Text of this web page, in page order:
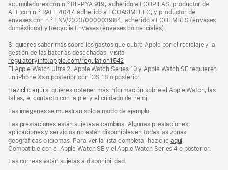
ventana
nueva)
acumuladores con n.º RII-PYA 919, adherido a ECOPILAS; productor de
AEE con n.º RAEE 4047, adherido a ECOASIMELEC; y productor de
envases con n.º ENV/2023/000003984, adherido a ECOEMBES (envases
domésticos) y Recyclia Envases (envases comerciales).
Si quieres saber más sobre los gastos que cubre Apple por el reciclaje y la
gestión de las baterías desechadas, visita
regulatoryinfo.apple.com/regulation1542
abre
en
ventana
nueva)
El Apple Watch Ultra 2, Apple Watch Series 10 y Apple Watch SE requieren
un iPhone Xs o posterior con iOS 18 o posterior.
Haz clic aquísi quieres obtener más información sobre el Apple Watch, las
tallas, el contacto con la piel y el cuidado del reloj.
Las imágenes se muestran solo a modo de ejemplo.
Las prestaciones están sujetas a cambios. Algunas prestaciones,
aplicaciones y servicios no están disponibles en todas las zonas
geográficas o idiomas. Para ver la lista completa, haz clic aquí
Compatible con el Apple Watch SE y el Apple Watch Series 4 o posterior.
Las correas están sujetas a disponibilidad.